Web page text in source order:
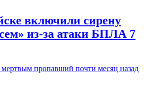
включили сирену
из-за атаки БПЛА 7